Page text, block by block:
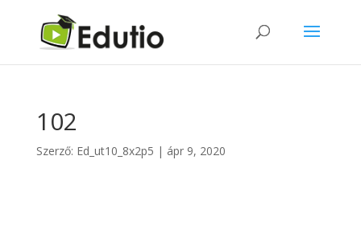
102
Szerző: Ed_ut10_8x2p5 | ápr 9, 2020